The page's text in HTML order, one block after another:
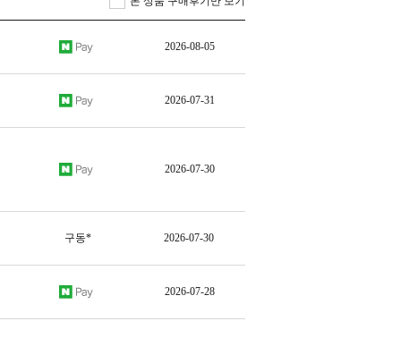
2026-08-05
2026-07-31
2026-07-30
구동* 2026-07-30
2026-07-28